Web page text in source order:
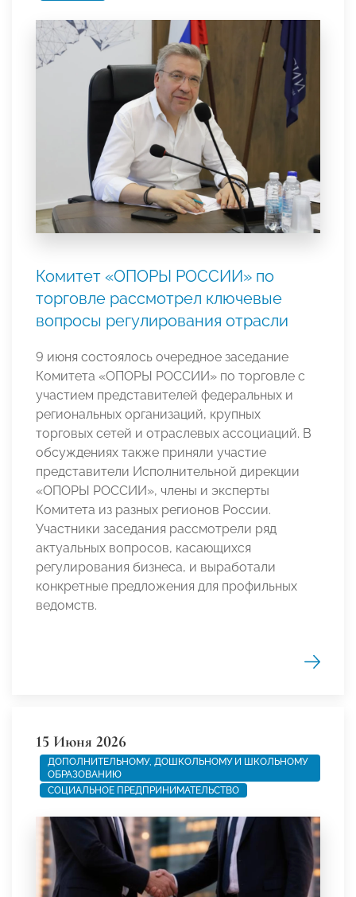
Комитет «ОПОРЫ РОССИИ» по
торговле рассмотрел ключевые
вопросы регулирования отрасли
9 июня состоялось очередное заседание
Комитета «ОПОРЫ РОССИИ» по торговле с
участием представителей федеральных и
региональных организаций, крупных
торговых сетей и отраслевых ассоциаций. В
обсуждениях также приняли участие
представители Исполнительной дирекции
«ОПОРЫ РОССИИ», члены и эксперты
Комитета из разных регионов России.
Участники заседания рассмотрели ряд
актуальных вопросов, касающихся
регулирования бизнеса, и выработали
конкретные предложения для профильных
ведомств.
15 Июня 2026
ДОПОЛНИТЕЛЬНОМУ, ДОШКОЛЬНОМУ И ШКОЛЬНОМУ
ОБРАЗОВАНИЮ
СОЦИАЛЬНОЕ ПРЕДПРИНИМАТЕЛЬСТВО